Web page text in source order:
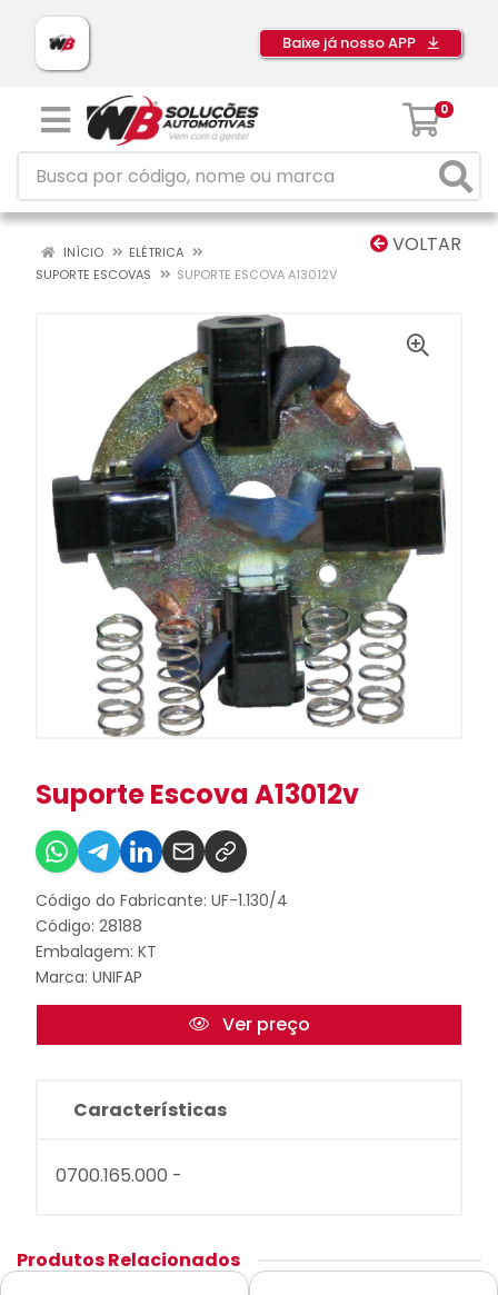
Baixe já nosso APP
0
VOLTAR
INÍCIO
ELÉTRICA
SUPORTE ESCOVAS
SUPORTE ESCOVA A13012V
Suporte Escova A13012v
Código do Fabricante: UF-1.130/4
Código: 28188
Embalagem: KT
Marca: UNIFAP
Ver preço
Características
0700.165.000 -
Produtos Relacionados